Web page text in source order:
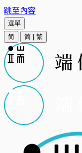
跳至內容
選單
简
简 繁